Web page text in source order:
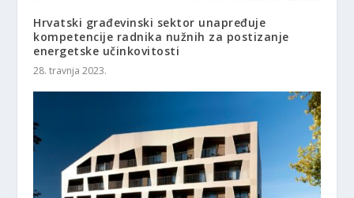
Hrvatski građevinski sektor unapređuje
kompetencije radnika nužnih za postizanje
energetske učinkovitosti
28. travnja 2023.